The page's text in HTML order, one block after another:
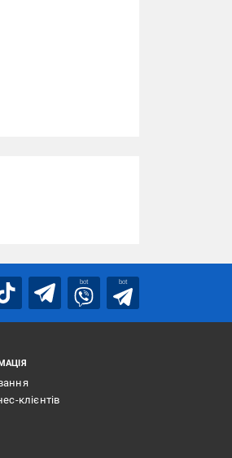
bot bot
клієнтів